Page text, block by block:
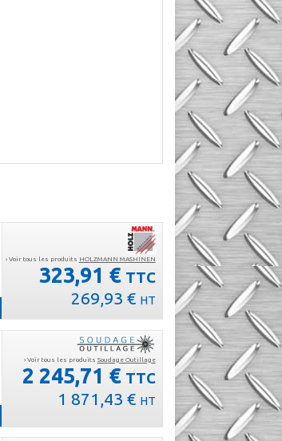
› Voir tous les produits HOLZMANN MASHINEN
323,91 € TTC
269,93 € HT
› Voir tous les produits Soudage Outillage
2 245,71 € TTC
1 871,43 € HT